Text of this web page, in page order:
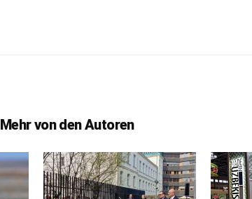
Mehr von den Autoren